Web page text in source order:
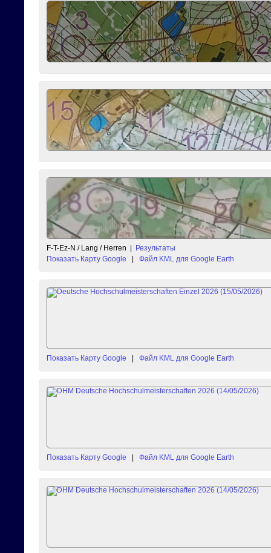
F-T-Ez-N / Lang / Herren | Результаты
Показать Карту Google
| Файл KML для Google Earth
Показать Карту Google | Файл KML для Google Earth
Показать Карту Google | Файл KML для Google Earth